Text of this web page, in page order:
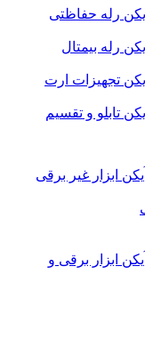
رله حفاظتی
رله بیمتال
تجهیزات ارت
تابلو و تقسیم
ابزار غیر برقی
ابزار برقی و